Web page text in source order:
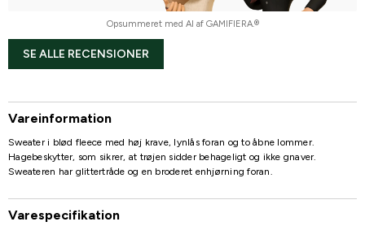
Opsummeret med AI af GAMIFIERA.®
SE ALLE RECENSIONER
Vareinformation
Sweater i blød fleece med høj krave, lynlås foran og to åbne lommer.
Hagebeskytter, som sikrer, at trøjen sidder behageligt og ikke gnaver.
Sweateren har glittertråde og en broderet enhjørning foran.
Varespecifikation